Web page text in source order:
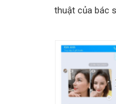
thuật của bác